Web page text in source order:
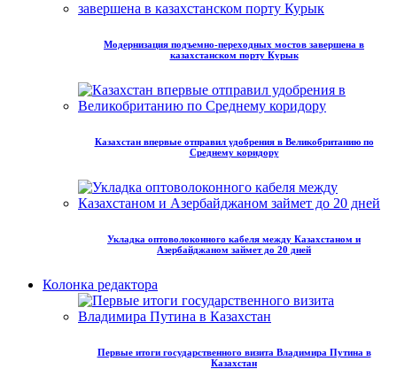
Модернизация подъемно-переходных мостов завершена в
казахстанском порту Курык
Казахстан впервые отправил удобрения в Великобританию по
Среднему коридору
Укладка оптоволоконного кабеля между Казахстаном и
Азербайджаном займет до 20 дней
Колонка редактора
Первые итоги государственного визита Владимира Путина в
Казахстан